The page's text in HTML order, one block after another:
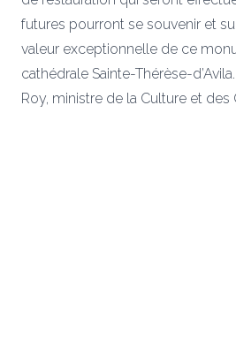
futures pourront se souvenir et
valeur exceptionnelle de ce
cathédrale Sainte-Thérèse-
Roy, ministre de la Culture et